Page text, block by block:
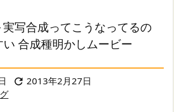
実写合成ってこうなってるの
合成種明かしムービー
 2013年2月27日